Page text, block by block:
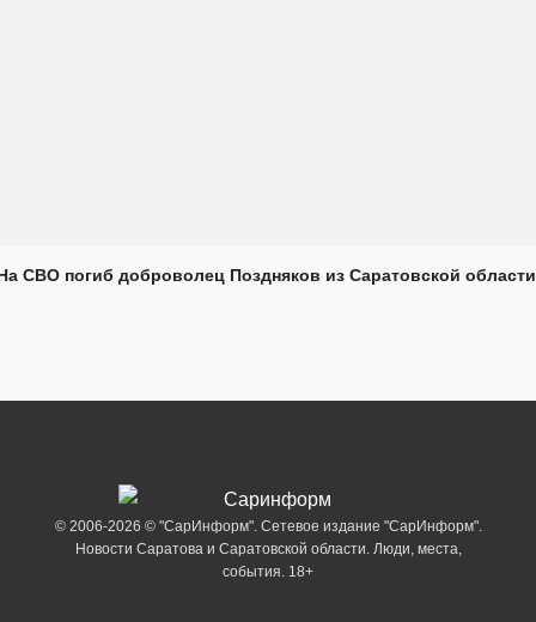
СВО погиб доброволец Поздняков из Саратовской области
© 2006-2026 © "СарИнформ". Сетевое издание "СарИнформ".
Новости Саратова и Саратовской области. Люди, места,
события. 18+